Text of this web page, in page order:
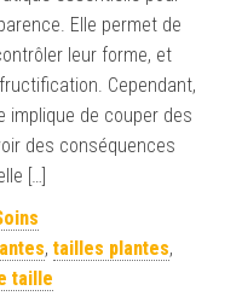
Elle permet de
leur forme, et
Cependant,
implique de couper des
des conséquences
[…]
, tailles plantes,
taille